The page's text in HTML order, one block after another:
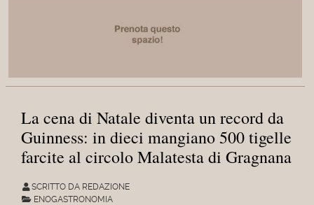
La cena di Natale diventa un record da
Guinness: in dieci mangiano 500 tigelle
farcite al circolo Malatesta di Gragnana
SCRITTO DA REDAZIONE
ENOGASTRONOMIA